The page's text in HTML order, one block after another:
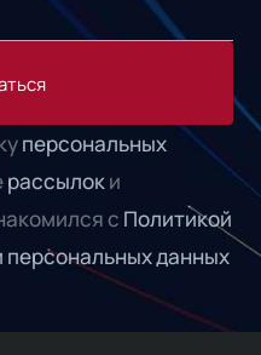
персональных
рассылоки
с Политикой
данных